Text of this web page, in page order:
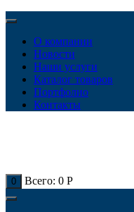
О компании
Новости
Наши услуги
Каталог товаров
Портфолио
Контакты
0 Всего: 0 Р